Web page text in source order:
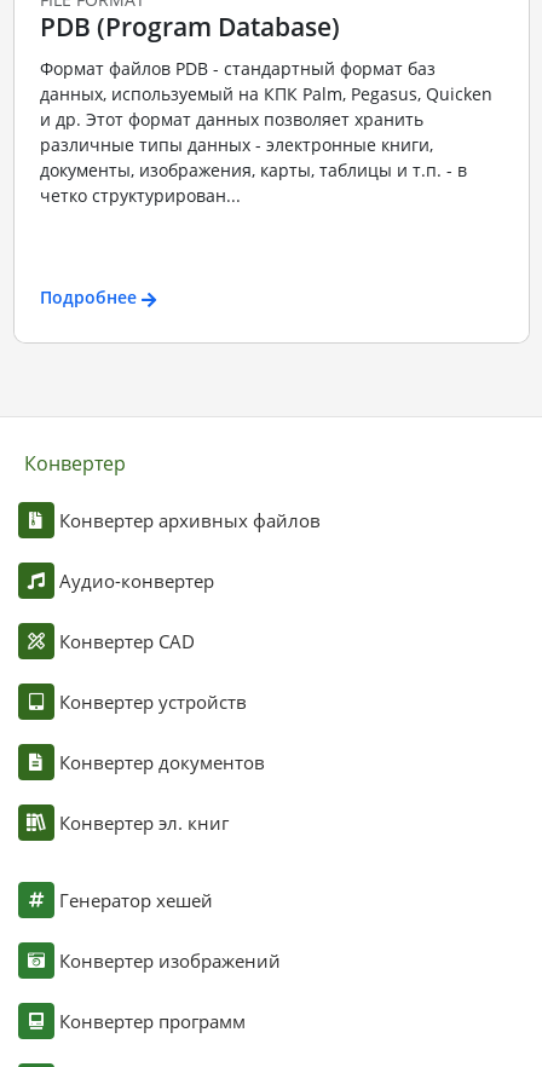
PDB (Program Database)
Формат файлов PDB - стандартный формат баз
данных, используемый на КПК Palm, Pegasus, Quicken
и др. Этот формат данных позволяет хранить
различные типы данных - электронные книги,
документы, изображения, карты, таблицы и т.п. - в
четко структурирован...
Подробнее
Конвертер
Конвертер архивных файлов
Аудио-конвертер
Конвертер CAD
Конвертер устройств
Конвертер документов
Конвертер эл. книг
Генератор хешей
Конвертер изображений
Конвертер программ